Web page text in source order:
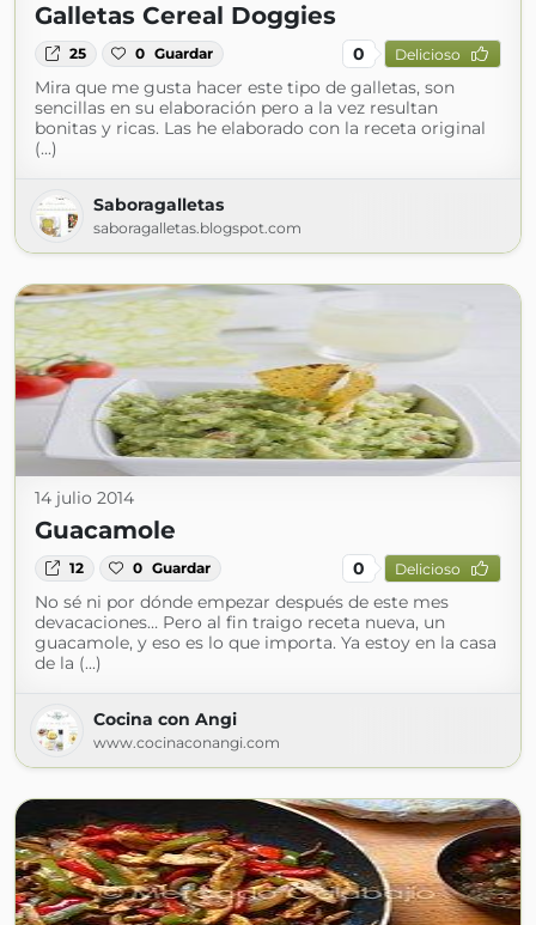
Galletas Cereal Doggies
25 0 Guardar 0 Delicioso
Mira que me gusta hacer este tipo de galletas, son
sencillas en su elaboración pero a la vez resultan
bonitas y ricas. Las he elaborado con la receta original
(...)
Saboragalletas
saboragalletas.blogspot.com
14 julio 2014
Guacamole
12 0 Guardar 0 Delicioso
No sé ni por dónde empezar después de este mes
devacaciones… Pero al fin traigo receta nueva, un
guacamole, y eso es lo que importa. Ya estoy en la casa
de la (...)
Cocina con Angi
www.cocinaconangi.com